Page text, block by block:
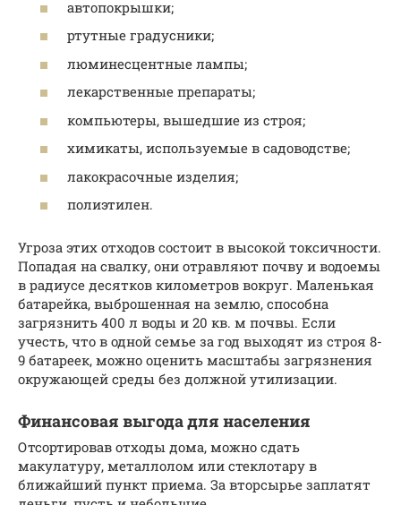
автопокрышки;
ртутные градусники;
люминесцентные лампы;
лекарственные препараты;
компьютеры, вышедшие из строя;
химикаты, используемые в садоводстве;
лакокрасочные изделия;
полиэтилен.
Угроза этих отходов состоит в высокой токсичности.
Попадая на свалку, они отравляют почву и водоемы
в радиусе десятков километров вокруг. Маленькая
батарейка, выброшенная на землю, способна
загрязнить 400 л воды и 20 кв. м почвы. Если
учесть, что в одной семье за год выходят из строя 8-
9 батареек, можно оценить масштабы загрязнения
окружающей среды без должной утилизации.
Финансовая выгода для населения
Отсортировав отходы дома, можно сдать
макулатуру, металлолом или стеклотару в
ближайший пункт приема. За вторсырье заплатят